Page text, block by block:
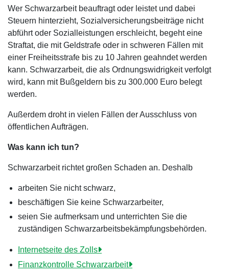
Wer Schwarzarbeit beauftragt oder leistet und dabei
Steuern hinterzieht, Sozialversicherungsbeiträge nicht
abführt oder Sozialleistungen erschleicht, begeht eine
Straftat, die mit Geldstrafe oder in schweren Fällen mit
einer Freiheitsstrafe bis zu 10 Jahren geahndet werden
kann. Schwarzarbeit, die als Ordnungswidrigkeit verfolgt
wird, kann mit Bußgeldern bis zu 300.000 Euro belegt
werden.
Außerdem droht in vielen Fällen der Ausschluss von
öffentlichen Aufträgen.
Was kann ich tun?
Schwarzarbeit richtet großen Schaden an. Deshalb
arbeiten Sie nicht schwarz,
beschäftigen Sie keine Schwarzarbeiter,
seien Sie aufmerksam und unterrichten Sie die
zuständigen Schwarzarbeitsbekämpfungsbehörden.
Internetseite des Zolls
Finanzkontrolle Schwarzarbeit